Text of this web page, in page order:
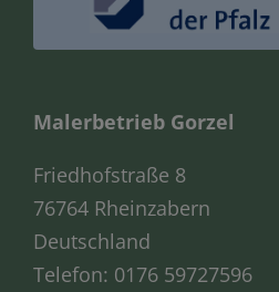
Malerbetrieb Gorzel
Friedhofstraße 8
76764 Rheinzabern
Deutschland
Telefon: 0176 59727596